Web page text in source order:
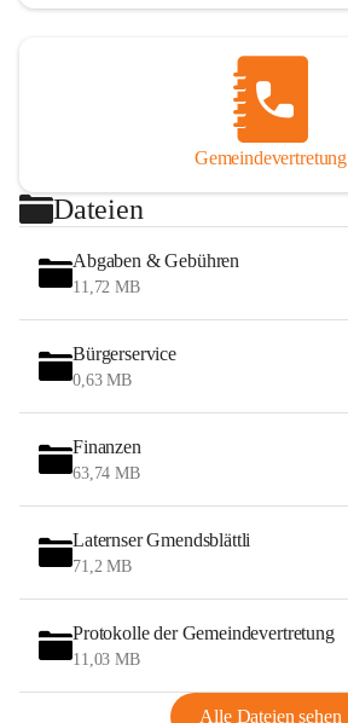
Gemeindevertretung
Dateien
Abgaben & Gebühren
11,72 MB
Bürgerservice
0,63 MB
Finanzen
63,74 MB
Laternser Gmendsblättli
71,2 MB
Protokolle der Gemeindevertretung
11,03 MB
Alle Dateien sehen